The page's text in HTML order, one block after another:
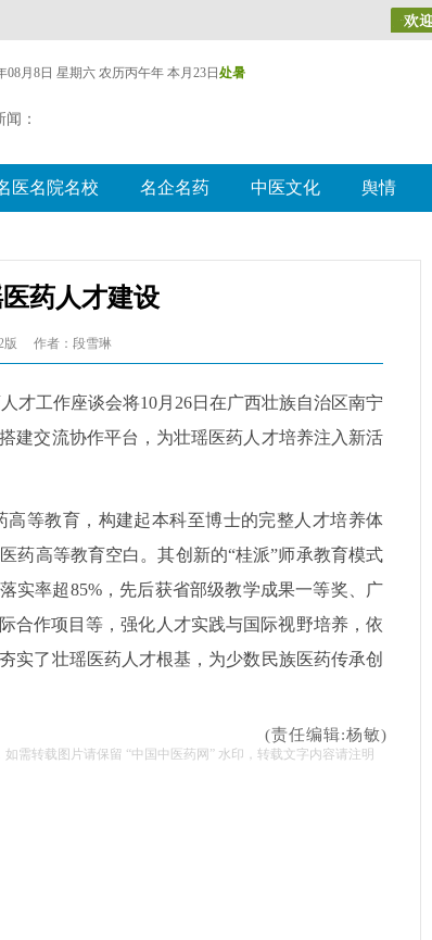
08月8日 星期六 农历丙午年 本月23日 处暑
：
医名院名校 名企名药 中医文化 舆情
药人才建设
版 作者：段雪琳
才工作座谈会将10月26日在广西壮族自治区南宁
建交流协作平台，为壮瑶医药人才培养注入新活
等教育，构建起本科至博士的完整人才培养体
药高等教育空白。其创新的“桂派”师承教育模式
实率超85%，先后获省部级教学成果一等奖、广
合作项目等，强化人才实践与国际视野培养，依
实了壮瑶医药人才根基，为少数民族医药传承创
(责任编辑:杨敏)
需转载图片请保留 “中国中医药网” 水印，转载文字内容请注明